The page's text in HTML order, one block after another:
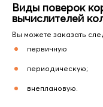
Виды поверок
вычислителей
Вы можете заказать
первичную
периодическую;
внеплановую.